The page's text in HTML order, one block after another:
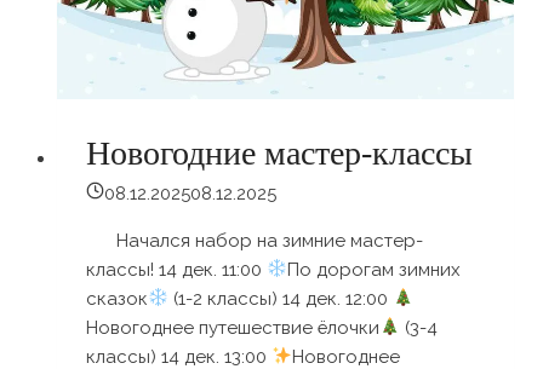
Новогодние мастер-классы
08.12.202508.12.2025
Начался набор на зимние мастер-
классы! 14 дек. 11:00
По дорогам зимних
сказок
(1-2 классы) 14 дек. 12:00
Новогоднее путешествие ёлочки
(3-4
классы) 14 дек. 13:00
Новогоднее